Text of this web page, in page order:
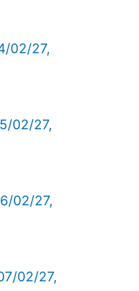
02/27,
02/27,
02/27,
02/27,